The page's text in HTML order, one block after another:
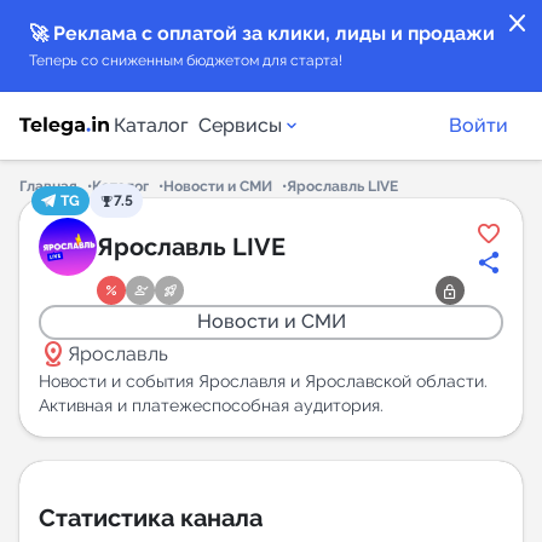
close
🚀 Реклама с оплатой за клики, лиды и продажи
Теперь со сниженным бюджетом для старта!
Каталог Сервисы
Каталог каналов
Каталог ботов
Горящие предложения
Индекс читаемости каналов в Telegram
New
New
Войти
Главная Каталог Новости и СМИ
Ярославль LIVE
TG
7.5
Ярославль LIVE
Новости и СМИ
distance Ярославль
Новости и события Ярославля и Ярославской области.
Активная и платежеспособная аудитория.
Статистика канала